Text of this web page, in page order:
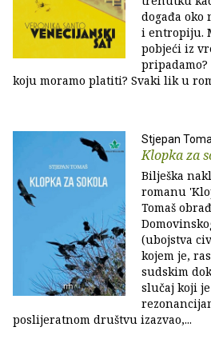
događa oko
i entropiju.
pobjeći iz
pripadamo?
koju moramo platiti? Svaki lik u
Stjepan
Klopka za
Bilješka
romanu
Tomaš
(ubojstva
kojem je,
sudskim
slučaj koji
poslijeratnom društvu izazvao,...